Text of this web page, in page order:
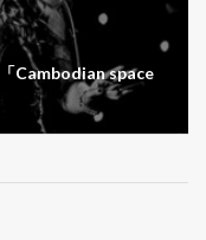
Cambodian space